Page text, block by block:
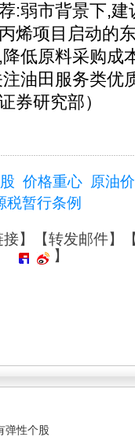
市背景下,建
烯项目启动的
低原料采购成
油田服务类优
券研究部）
价格重心 原油
税暂行条例
接】【转发邮件】
】
弹性个股